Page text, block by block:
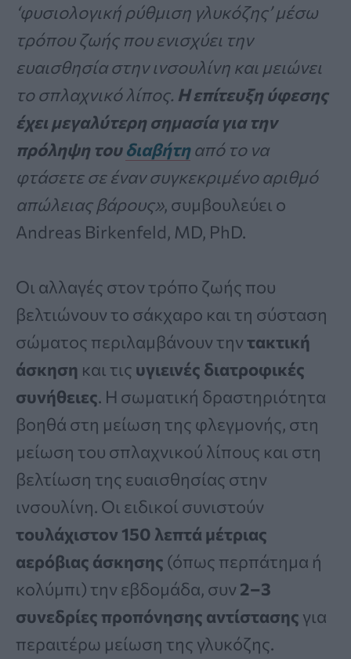
‘φυσιολογική ρύθμιση γλυκόζης’ μέσω
τρόπου ζωής που ενισχύει την
ευαισθησία στην ινσουλίνη και μειώνει
το σπλαχνικό λίπος. Η επίτευξη ύφεσης
έχει μεγαλύτερη σημασία για την
πρόληψη τουδιαβήτηαπό το να
φτάσετε σε έναν συγκεκριμένο αριθμό
απώλειας βάρους», συμβουλεύει ο
Andreas Birkenfeld, MD, PhD.
Οι αλλαγές στον τρόπο ζωής που
βελτιώνουν το σάκχαρο και τη σύσταση
σώματος περιλαμβάνουν τηντακτική
άσκηση και τις υγιεινές διατροφικές
συνήθειες. Η σωματική δραστηριότητα
βοηθά στη μείωση της φλεγμονής, στη
μείωση του σπλαχνικού λίπους και στη
βελτίωση της ευαισθησίας στην
ινσουλίνη. Οι ειδικοί συνιστούν
τουλάχιστον 150 λεπτά μέτριας
αερόβιας άσκησης (όπως περπάτημα ή
κολύμπι) την εβδομάδα, συν 2–3
συνεδρίες προπόνησης αντίστασης για
περαιτέρω μείωση της γλυκόζης.